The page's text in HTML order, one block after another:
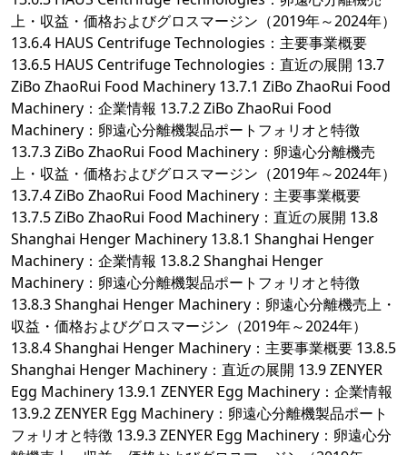
上・収益・価格およびグロスマージン（2019年～2024年）
13.6.4 HAUS Centrifuge Technologies：主要事業概要
13.6.5 HAUS Centrifuge Technologies：直近の展開 13.7
ZiBo ZhaoRui Food Machinery 13.7.1 ZiBo ZhaoRui Food
Machinery：企業情報 13.7.2 ZiBo ZhaoRui Food
Machinery：卵遠心分離機製品ポートフォリオと特徴
13.7.3 ZiBo ZhaoRui Food Machinery：卵遠心分離機売
上・収益・価格およびグロスマージン（2019年～2024年）
13.7.4 ZiBo ZhaoRui Food Machinery：主要事業概要
13.7.5 ZiBo ZhaoRui Food Machinery：直近の展開 13.8
Shanghai Henger Machinery 13.8.1 Shanghai Henger
Machinery：企業情報 13.8.2 Shanghai Henger
Machinery：卵遠心分離機製品ポートフォリオと特徴
13.8.3 Shanghai Henger Machinery：卵遠心分離機売上・
収益・価格およびグロスマージン（2019年～2024年）
13.8.4 Shanghai Henger Machinery：主要事業概要 13.8.5
Shanghai Henger Machinery：直近の展開 13.9 ZENYER
Egg Machinery 13.9.1 ZENYER Egg Machinery：企業情報
13.9.2 ZENYER Egg Machinery：卵遠心分離機製品ポート
フォリオと特徴 13.9.3 ZENYER Egg Machinery：卵遠心分